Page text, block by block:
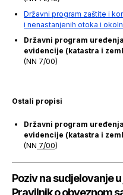
Državni program zaštite i
i nenastanjenih otoka i
Državni program
evidencije (katastra i
(NN 7/00)
Ostali propisi
Državni program
evidencije (katastra i
(NN 7/00)
Poziv na sudjelovanje
Pravilnik o obveznom